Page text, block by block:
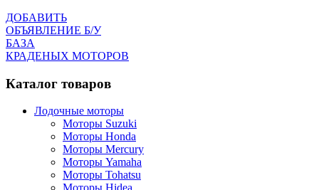
ДОБАВИТЬ
ОБЪЯВЛЕНИЕ Б/У
БАЗА
КРАДЕНЫХ МОТОРОВ
Каталог товаров
Лодочные моторы
Моторы Suzuki
Моторы Honda
Моторы Mercury
Моторы Yamaha
Моторы Tohatsu